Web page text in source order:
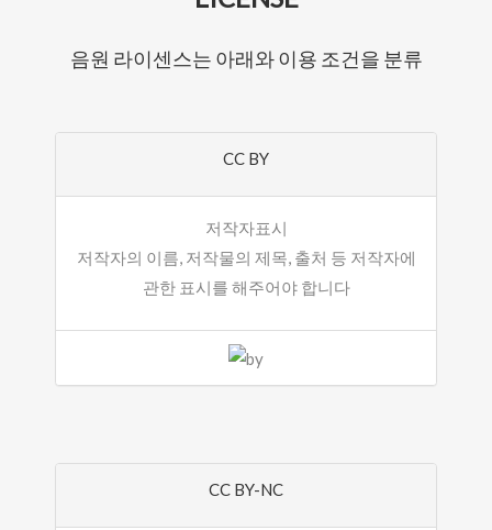
음원 라이센스는 아래와 이용 조건을 분류
CC BY
저작자표시
저작자의 이름, 저작물의 제목, 출처 등 저작자에
관한 표시를 해주어야 합니다
CC BY-NC